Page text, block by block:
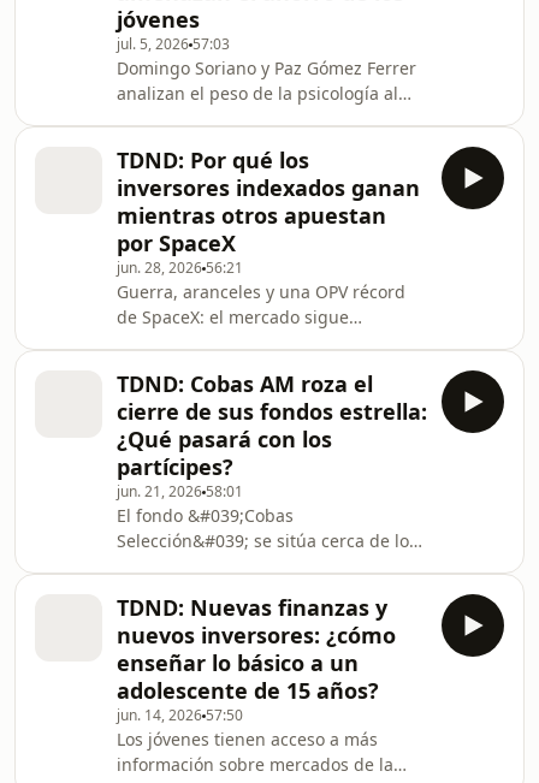
fija y el impacto de la inflación en las
estrategias de inversión actuales.
Para profundi
jóvenes
jul. 5, 2026 57:03
Domingo Soriano y Paz Gómez Ferrer
analizan el peso de la psicología al
empezar a ahorrar. En este episodio
de Tu Dinero Nunca Duerme de
esRadio, conducido de manera
excepcional por Domingo Soriano
debido a la justificada ausencia de
Luis Fernando Quintero, se aborda un
tema fundamental y recurrente en el
programa: las finanzas co
TDND: Por qué los
inversores indexados ganan
mientras otros apuestan
por SpaceX
jun. 28, 2026 56:21
Guerra, aranceles y una OPV récord
de SpaceX: el mercado sigue
gana. Guerra arancelaria, bombas en
Irán, el cierre del Estrecho de
Hormuz, bandazos de los bancos
centrales entre subidas y bajadas de
tipos... Si alguien hubiera descrito el
primer semestre de 2026 el pasado 1
de enero, la apuesta lógica habría
sido un merc
TDND: Cobas AM roza el
cierre de sus fondos estrella:
¿Qué pasará con los
partícipes?
jun. 21, 2026 58:01
El fondo &#039;Cobas
Selección&#039; se sitúa cerca de los
crecer. La gestora de fondos orientada
al value investing roza ya los 4.800
millones de euros bajo gestión entre
todos sus vehículos de inversión, un
hito que sitúa a sus dos fondos
estrella a las puertas de un cambio
operativo histórico: el cierre a nuevos
TDND: Nuevas finanzas y
nuevos inversores: ¿cómo
enseñar lo básico a un
adolescente de 15 años?
jun. 14, 2026 57:50
Los jóvenes tienen acceso a más
información sobre mercados de la